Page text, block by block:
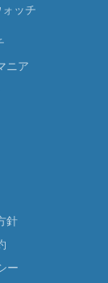
ッチ
ニア
針
ー